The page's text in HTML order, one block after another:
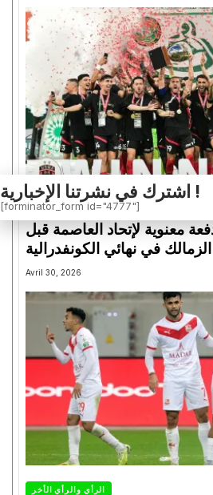
كأس الكونفدرالية
معنوية لإتحاد العاصمة قبل
في نهائي الكونفدرالية
Avril 30, 2026
الرأي والرأي الأخر
اشترك في نشرتنا الإخبارية !
[forminator_form id="4777"]